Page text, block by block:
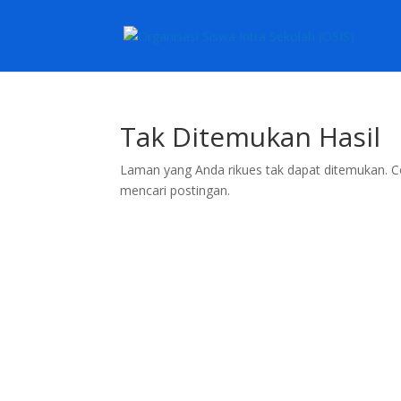
Tak Ditemukan Hasil
Laman yang Anda rikues tak dapat ditemukan.
mencari postingan.